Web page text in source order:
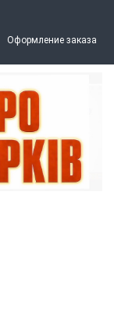
Оформление заказа